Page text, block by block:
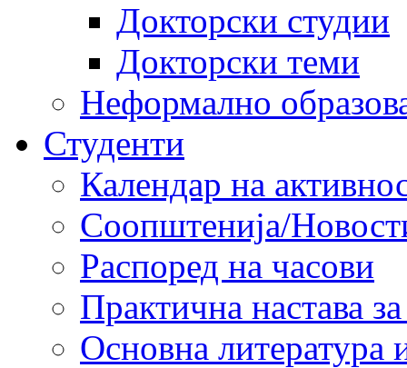
Докторски студии
Докторски теми
Неформално
Студенти
Календар на
Соопштенија/
Распоред на часови
Практична настава
Основна литература